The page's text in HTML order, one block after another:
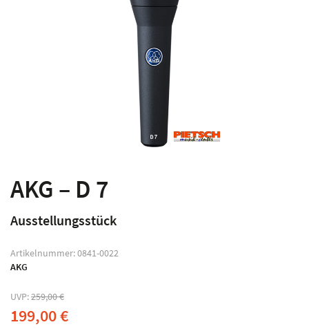
AKG – D 7
Ausstellungsstück
Artikelnummer:0841-0022
AKG
UVP:259,00€
199,00€